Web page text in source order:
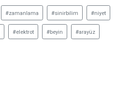
#zamanlama #sinirbilim #niyet
#elektrot #beyin #arayüz